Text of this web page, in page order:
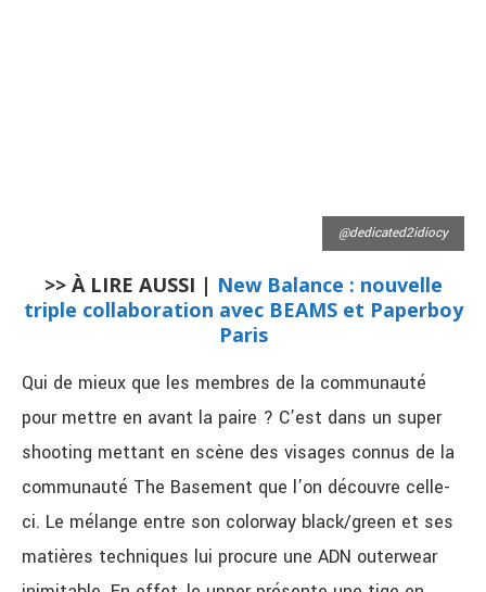
@dedicated2idiocy
>> À LIRE AUSSI | New Balance : nouvelle
triple collaboration avec BEAMS et Paperboy
Paris
Qui de mieux que les membres de la communauté
pour mettre en avant la paire ? C’est dans un super
shooting mettant en scène des visages connus de la
communauté The Basement que l’on découvre celle-
ci. Le mélange entre son colorway black/green et ses
matières techniques lui procure une ADN outerwear